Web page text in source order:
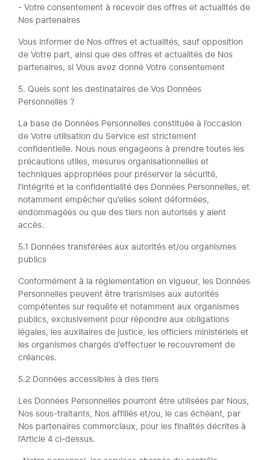
- Votre consentement à recevoir des offres et actualités de
Nos partenaires
Vous informer de Nos offres et actualités, sauf opposition
de Votre part, ainsi que des offres et actualités de Nos
partenaires, si Vous avez donné Votre consentement
5. Quels sont les destinataires de Vos Données
Personnelles ?
La base de Données Personnelles constituée à l’occasion
de Votre utilisation du Service est strictement
confidentielle. Nous nous engageons à prendre toutes les
précautions utiles, mesures organisationnelles et
techniques appropriées pour préserver la sécurité,
l’intégrité et la confidentialité des Données Personnelles, et
notamment empêcher qu’elles soient déformées,
endommagées ou que des tiers non autorisés y aient
accès.
5.1 Données transférées aux autorités et/ou organismes
publics
Conformément à la réglementation en vigueur, les Données
Personnelles peuvent être transmises aux autorités
compétentes sur requête et notamment aux organismes
publics, exclusivement pour répondre aux obligations
légales, les auxiliaires de justice, les officiers ministériels et
les organismes chargés d’effectuer le recouvrement de
créances.
5.2 Données accessibles à des tiers
Les Données Personnelles pourront être utilisées par Nous,
Nos sous-traitants, Nos affiliés et/ou, le cas échéant, par
Nos partenaires commerciaux, pour les finalités décrites à
l’Article 4 ci-dessus.